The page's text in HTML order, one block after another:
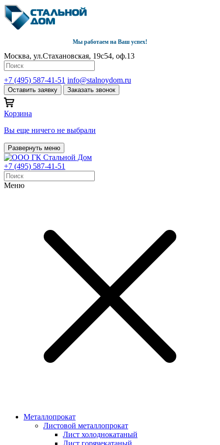
Мы работаем на Ваш успех!
Москва, ул.Стахановская, 19с54, оф.13
+7 (495) 587-41-51 info@stalnoydom.ru
Оставить заявку Заказать звонок
Корзина
Вы еще ничего не выбрали
Развернуть меню
+7 (495) 587-41-51
Меню
Металлопрокат
Листовой металлопрокат
Лист холоднокатаный
Лист горячекатаный